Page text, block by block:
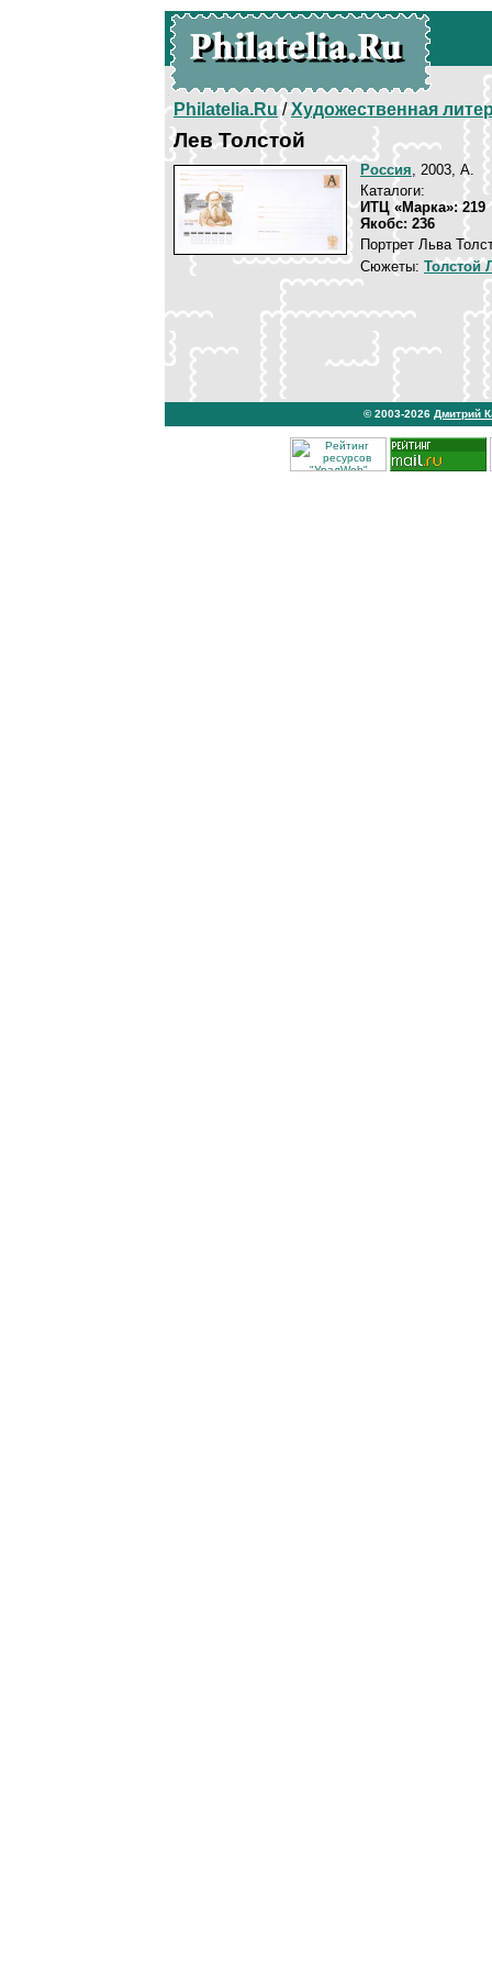
Philatelia.Ru/Художественная
Лев Толстой
Россия, 2003, A.
Каталоги:
ИТЦ «Марка»: 219
Якобс: 236
Портрет Льва
Сюжеты: Толстой
© 2003-2026 Дмитрий